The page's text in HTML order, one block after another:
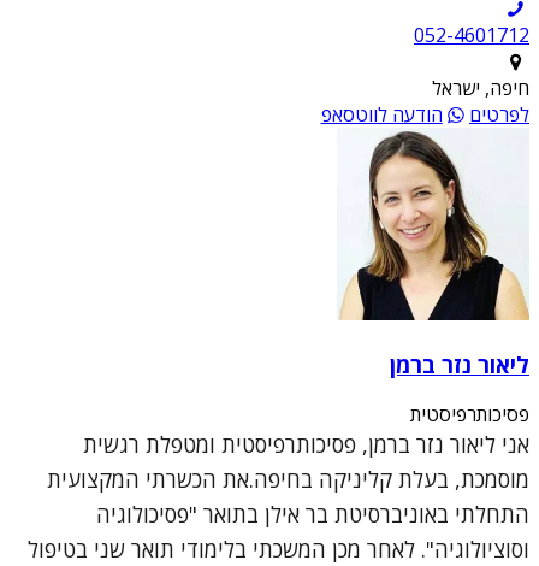
052-4601712
חיפה, ישראל
לפרטים
הודעה לווטסאפ
ליאור נזר ברמן
פסיכותרפיסטית
אני ליאור נזר ברמן, פסיכותרפיסטית ומטפלת רגשית
מוסמכת, בעלת קליניקה בחיפה.את הכשרתי המקצועית
התחלתי באוניברסיטת בר אילן בתואר "פסיכולוגיה
וסוציולוגיה". לאחר מכן המשכתי בלימודי תואר שני בטיפול